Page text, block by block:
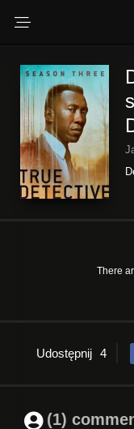
There
Udostępnij 4
(1)